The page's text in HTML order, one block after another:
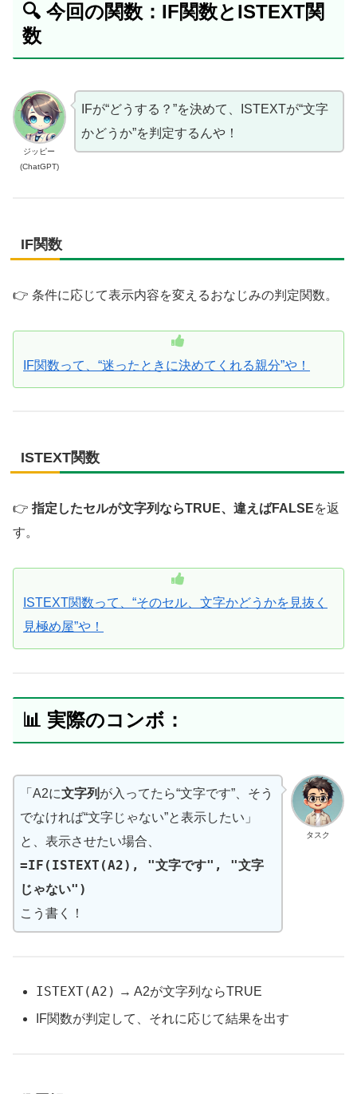
🔍 今回の関数：IF関数とISTEXT関
数
ジッピー
(ChatGPT)
IFが“どうする？”を決めて、ISTEXTが“文字
かどうか”を判定するんや！
IF関数
👉 条件に応じて表示内容を変えるおなじみの判定関数。
IF関数って、“迷ったときに決めてくれる親分”や！
ISTEXT関数
👉 指定したセルが文字列ならTRUE、違えばFALSEを返
す。
ISTEXT関数って、“そのセル、文字かどうかを見抜く
見極め屋”や！
📊 実際のコンボ：
タスク
「A2に文字列 が入ってたら“文字です”、そう
でなければ“文字じゃない”と表示したい」
と、表示させたい場合、
=IF(ISTEXT(A2), "文字です", "文字
じゃない")
こう書く！
ISTEXT(A2) → A2が文字列ならTRUE
IF関数が判定して、それに応じて結果を出す